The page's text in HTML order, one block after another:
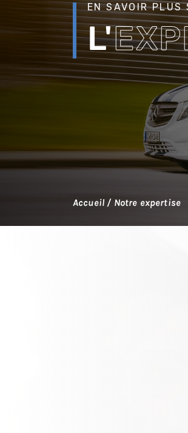
EN SAVOIR PLUS
L'
Accueil / Notre expertise